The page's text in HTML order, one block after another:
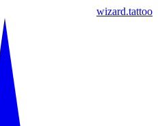
wizard.tattoo